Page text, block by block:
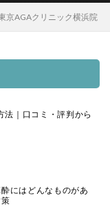
京AGAクリニック横浜院
法｜口コミ・評判から
にはどんなものがあ